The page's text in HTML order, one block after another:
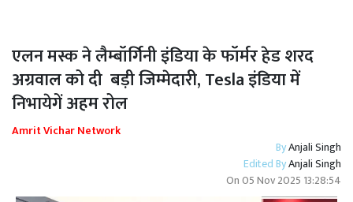
एलन मस्क ने लैम्बॉर्गिनी इंडिया के फॉर्मर हेड शरद
अग्रवाल को दी बड़ी जिम्मेदारी, Tesla इंडिया में
निभायेगें अहम रोल
Amrit Vichar Network
ByAnjali Singh
Edited ByAnjali Singh
On05 Nov 2025 13:28:54